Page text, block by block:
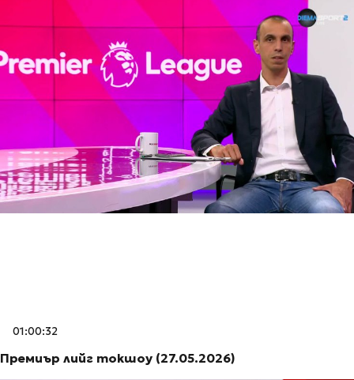
01:00:32
Премиър лийг токшоу (27.05.2026)